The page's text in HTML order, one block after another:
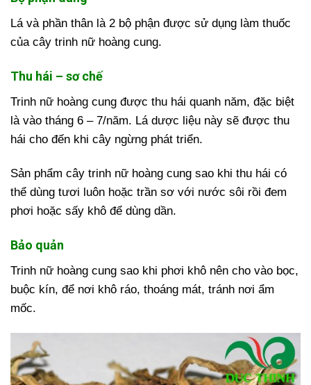
Lá và phần thân là 2 bộ phận được sử dụng làm thuốc
của cây trinh nữ hoàng cung.
Thu hái – sơ chế
Trinh nữ hoàng cung được thu hái quanh năm, đặc biệt
là vào tháng 6 – 7/năm. Lá dược liệu này sẽ được thu
hái cho đến khi cây ngừng phát triển.
Sản phẩm cây trinh nữ hoàng cung sao khi thu hái có
thể dùng tươi luôn hoặc trần sơ với nước sôi rồi đem
phơi hoặc sấy khô để dùng dần.
Bảo quản
Trinh nữ hoàng cung sao khi phơi khô nên cho vào bọc,
buộc kín, để nơi khô ráo, thoáng mát, tránh nơi ẩm
mốc.